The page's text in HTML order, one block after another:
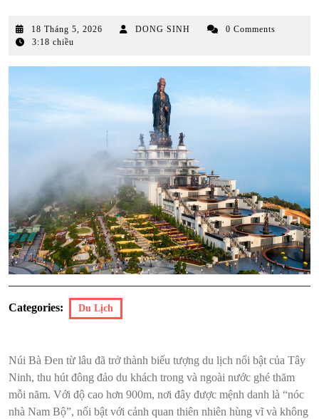
18 Tháng 5, 2026
2026
DONG SINH
0 Comments
3:18 chiều
Categories: Du Lịch
Núi Bà Đen từ lâu đã trở thành biểu tượng du lịch nổi bật của Tây
Ninh, thu hút đông đảo du khách trong và ngoài nước ghé thăm
mỗi năm. Với độ cao hơn 900m, nơi đây được mệnh danh là “nóc
nhà Nam Bộ”, nổi bật với cảnh quan thiên nhiên hùng vĩ và không